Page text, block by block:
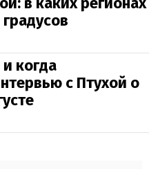
когда
с Птухой о